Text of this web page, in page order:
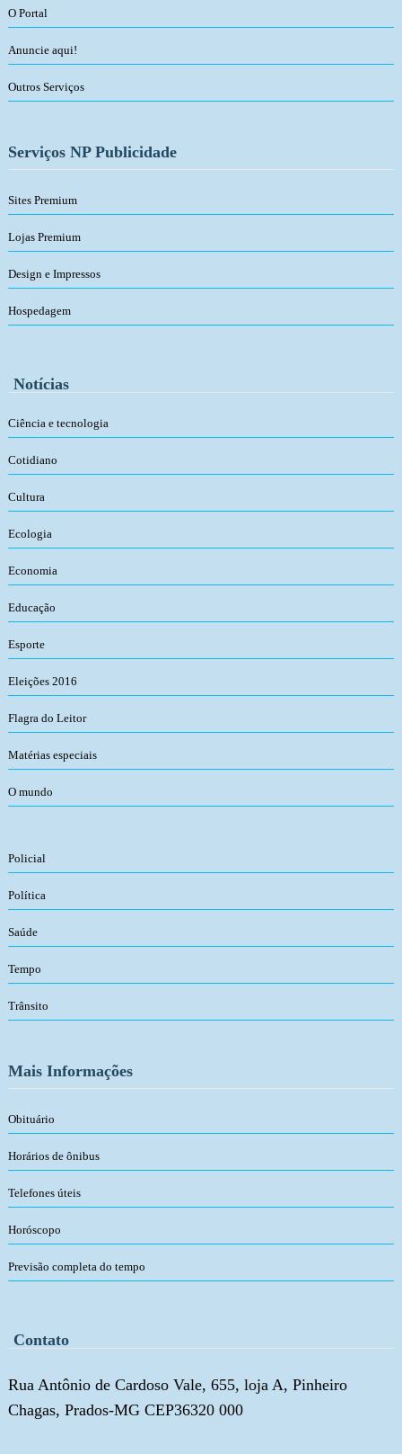
O Portal
Anuncie aqui!
Outros Serviços
Serviços NP Publicidade
Sites Premium
Lojas Premium
Design e Impressos
Hospedagem
Notícias
Ciência e tecnologia
Cotidiano
Cultura
Ecologia
Economia
Educação
Esporte
Eleições 2016
Flagra do Leitor
Matérias especiais
O mundo
Policial
Política
Saúde
Tempo
Trânsito
Mais Informações
Obituário
Horários de ônibus
Telefones úteis
Horóscopo
Previsão completa do tempo
Contato
Rua Antônio de Cardoso Vale, 655, loja A, Pinheiro
Chagas, Prados-MG CEP36320 000